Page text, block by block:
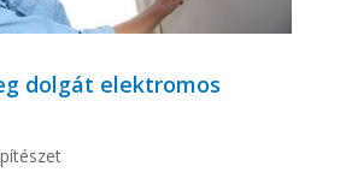
dolgát elektromos